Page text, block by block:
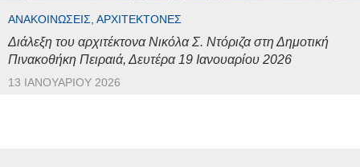
ΑΝΑΚΟΙΝΏΣΕΙΣ, ΑΡΧΙΤΈΚΤΟΝΕΣ
Διάλεξη του αρχιτέκτονα Νικόλα Σ. Ντόριζα στη Δημοτική
Πινακοθήκη Πειραιά, Δευτέρα 19 Ιανουαρίου 2026
13 ΙΑΝΟΥΑΡΊΟΥ 2026